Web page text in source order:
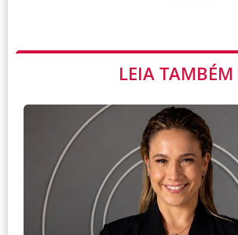
LEIA TAMBÉM